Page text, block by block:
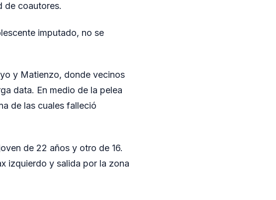
de coautores.
imputado, no se
y Matienzo, donde vecinos
data. En medio de la pelea
de las cuales falleció
de 22 años y otro de 16.
izquierdo y salida por la zona